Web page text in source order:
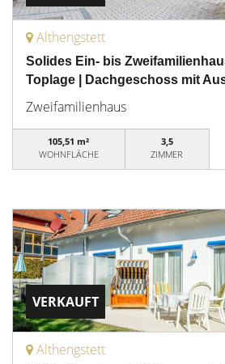
Althengstett
Solides Ein- bis
Toplage | Dachgeschoss mit
Zweifamilienhaus
105,51 m²
WOHNFLÄCHE
3,5
ZIMMER
VERKAUFT
Althengstett